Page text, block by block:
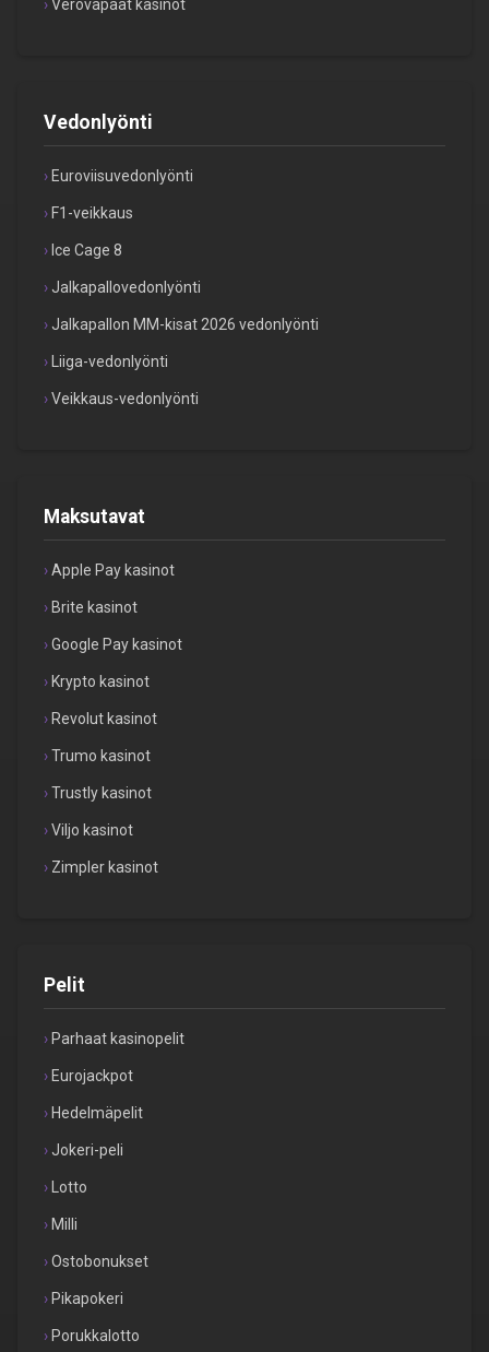
Verovapaat kasinot
Vedonlyönti
Euroviisuvedonlyönti
F1-veikkaus
Ice Cage 8
Jalkapallovedonlyönti
Jalkapallon MM-kisat 2026 vedonlyönti
Liiga-vedonlyönti
Veikkaus-vedonlyönti
Maksutavat
Apple Pay kasinot
Brite kasinot
Google Pay kasinot
Krypto kasinot
Revolut kasinot
Trumo kasinot
Trustly kasinot
Viljo kasinot
Zimpler kasinot
Pelit
Parhaat kasinopelit
Eurojackpot
Hedelmäpelit
Jokeri-peli
Lotto
Milli
Ostobonukset
Pikapokeri
Porukkalotto